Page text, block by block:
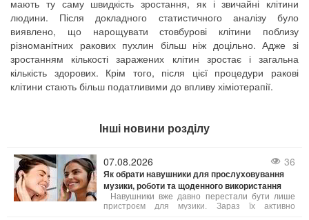
мають ту саму швидкість зростання, як і звичайні клітини
людини. Після докладного статистичного аналізу було
виявлено, що нарощувати стовбурові клітини поблизу
різноманітних ракових пухлин більш ніж доцільно. Адже зі
зростанням кількості заражених клітин зростає і загальна
кількість здорових. Крім того, після цієї процедури ракові
клітини стають більш податливими до впливу хіміотерапії.
Інші новини розділу
07.08.2026 36
Як обрати навушники для прослуховування
музики, роботи та щоденного використання
Навушники вже давно перестали бути лише
пристроєм для музики. Зараз їх активно